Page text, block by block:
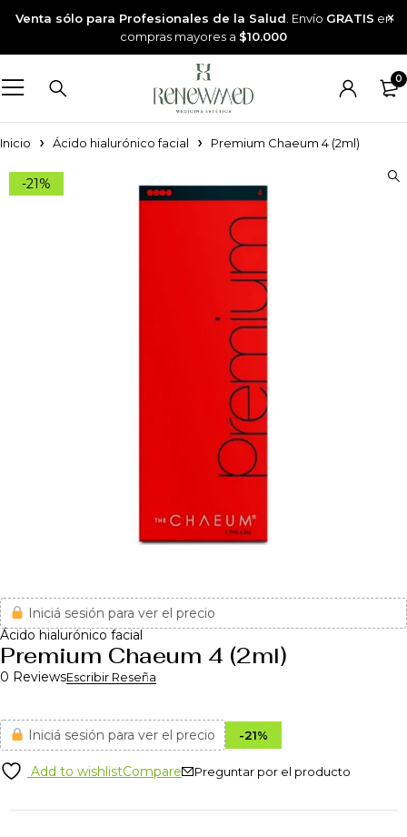
Venta sólo para Profesionales de la Salud . Envío GRATIS en
compras mayores a $10.000
0
Inicio Ácido hialurónico facial Premium Chaeum 4 (2ml)
-21%
Iniciá sesión para ver el precio
Ácido hialurónico facial
Premium Chaeum 4 (2ml)
0 ReviewsEscribir Reseña
Iniciá sesión para ver el precio -21%
Add to wishlistCompare Preguntar por el producto